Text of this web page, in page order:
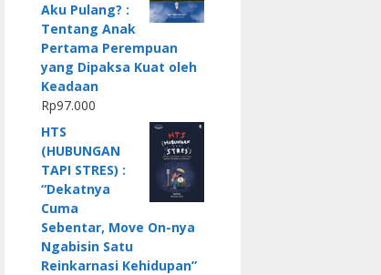
Aku Pulang? :
Tentang Anak
Pertama Perempuan
yang Dipaksa Kuat oleh
Keadaan
Rp97.000
HTS
(HUBUNGAN
TAPI STRES) :
“Dekatnya
Cuma
Sebentar, Move On-nya
Ngabisin Satu
Reinkarnasi Kehidupan”